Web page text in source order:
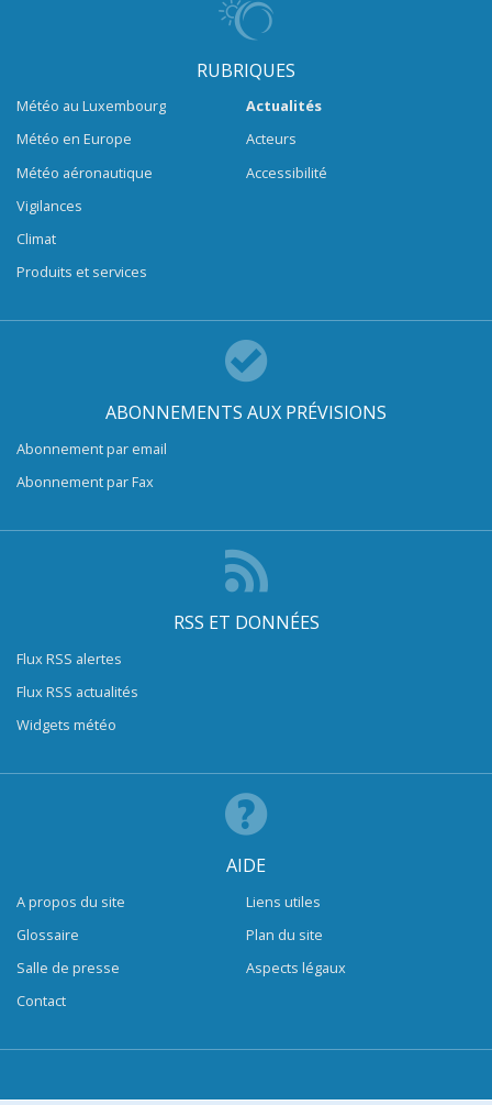
RUBRIQUES
Météo au Luxembourg
Météo en Europe
Météo aéronautique
Vigilances
Climat
Produits et services
Actualités
Acteurs
Accessibilité
ABONNEMENTS AUX PRÉVISIONS
Abonnement par email
Abonnement par Fax
RSS ET DONNÉES
Flux RSS alertes
Flux RSS actualités
Widgets météo
AIDE
A propos du site
Glossaire
Salle de presse
Contact
Liens utiles
Plan du site
Aspects légaux